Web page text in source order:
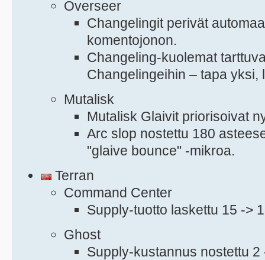
Overseer
Changelingit perivät
komentojonon.
Changeling-kuolemat
Changelingeihin – tapa yksi,
Mutalisk
Mutalisk Glaivit priorisoivat
Arc slop nostettu 180
"glaive bounce" -mikroa.
Terran
Command Center
Supply-tuotto laskettu 15 ->
Ghost
Supply-kustannus nostettu 2